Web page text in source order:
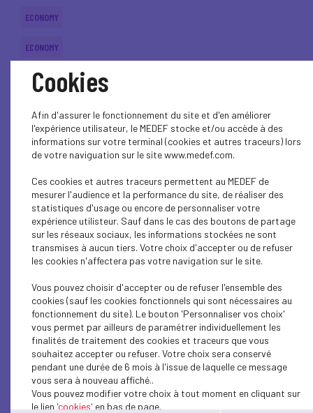
ECONOMY
ECONOMY
ECONOMY
ECONOMY
ECONOMY
ECONOMY
ECONOMY
ECONOMY
ECONOMY
ECONOMY
ECONOMY
Cookies
Afin d'assurer le fonctionnement du site et d'en améliorer
l'expérience utilisateur, le MEDEF stocke et/ou accède à des
informations sur votre terminal (cookies et autres traceurs) lors
de votre naviguation sur le site www.medef.com.
Ces cookies et autres traceurs permettent au MEDEF de
mesurer l'audience et la performance du site, de réaliser des
statistiques d'usage ou encore de personnaliser votre
expérience utilisteur. Sauf dans le cas des boutons de partage
sur les réseaux sociaux, les informations stockées ne sont
transmises à aucun tiers. Votre choix d'accepter ou de refuser
les cookies n'affectera pas votre navigation sur le site.
Vous pouvez choisir d'accepter ou de refuser l'ensemble des
cookies (sauf les cookies fonctionnels qui sont nécessaires au
fonctionnement du site). Le bouton 'Personnaliser vos choix'
vous permet par ailleurs de paramétrer individuellement les
finalités de traitement des cookies et traceurs que vous
souhaitez accepter ou refuser. Votre choix sera conservé
pendant une durée de 6 mois à l'issue de laquelle ce message
vous sera à nouveau affiché..
Vous pouvez modifier votre choix à tout moment en cliquant sur
le lien 'cookies' en bas de page.